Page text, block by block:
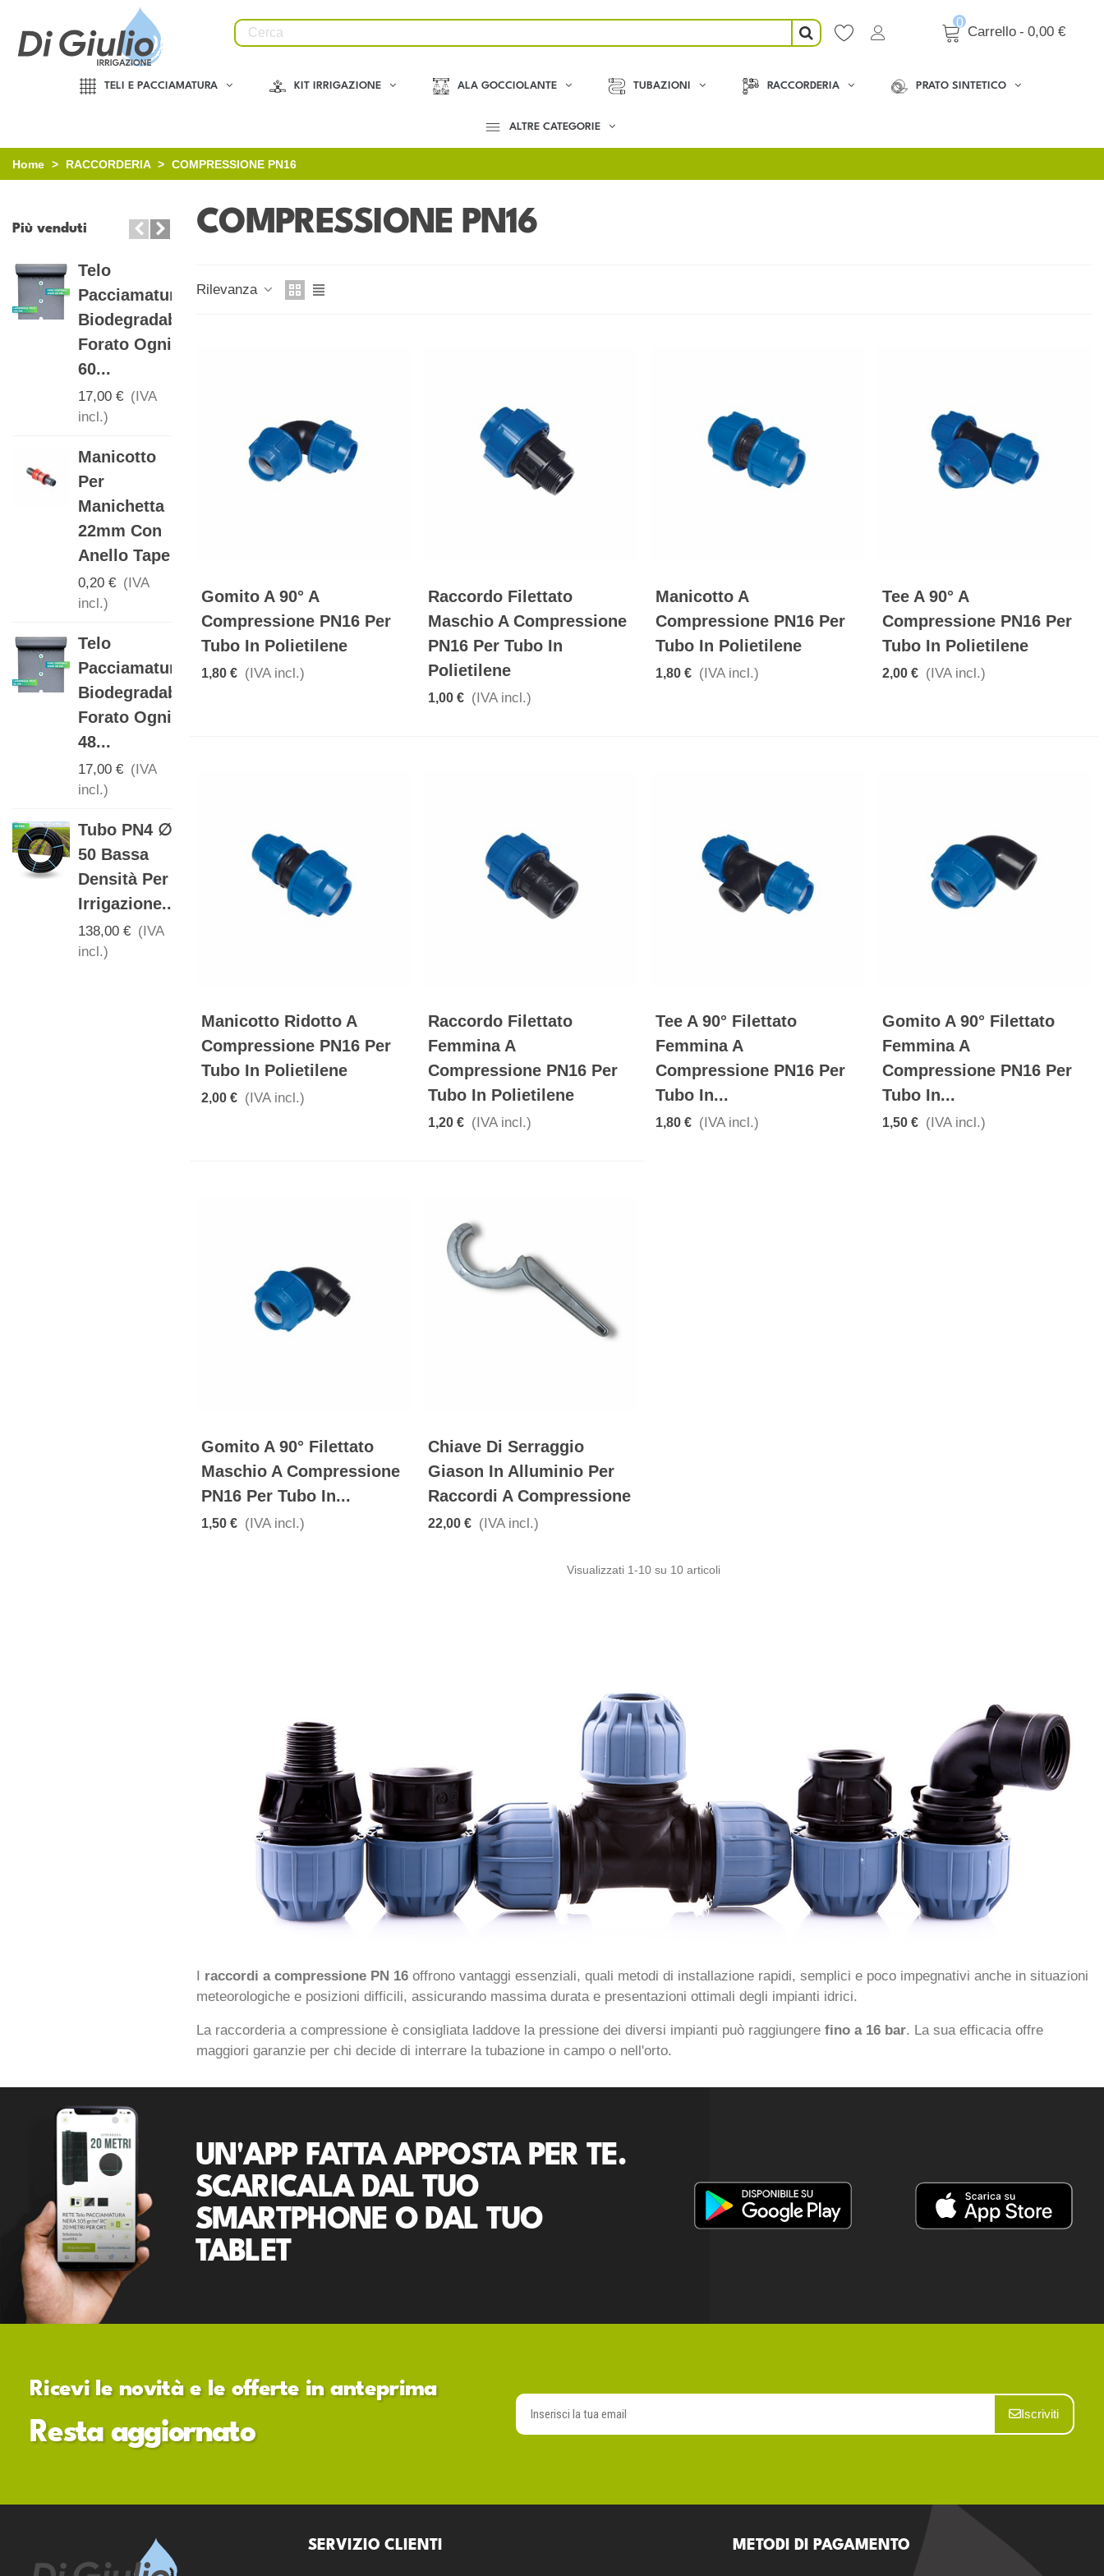
0
Carrello - 0,00 €
TELI E PACCIAMATURA KIT IRRIGAZIONE ALA GOCCIOLANTE TUBAZIONI RACCORDERIA PRATO SINTETICO
ALTRE CATEGORIE
Home > RACCORDERIA > COMPRESSIONE PN16
Più venduti
Telo
Pacciamatura
Biodegradabile
Forato Ogni
60...
17,00 € (IVA
incl.)
Manicotto
Per
Manichetta
22mm Con
Anello Tape
0,20 € (IVA
incl.)
Telo
Pacciamatura
Biodegradabile
Forato Ogni
48...
17,00 € (IVA
incl.)
Tubo PN4 ∅
50 Bassa
Densità Per
Irrigazione...
138,00 € (IVA
incl.)
Pacciamatura
Telo
Pacciamatura
Biodegradabile
Telo
Pacciamatura
Biodegradabile
Con Fori...
ARTIFICIALE
16,00 € (IVA
incl.)
COMPRESSIONE PN16
Rilevanza
Gomito A 90° A
Compressione PN16 Per
Tubo In Polietilene
1,80 € (IVA incl.)
Raccordo Filettato
Maschio A Compressione
PN16 Per Tubo In
Polietilene
1,00 € (IVA incl.)
Manicotto A
Compressione PN16 Per
Tubo In Polietilene
1,80 € (IVA incl.)
Tee A 90° A
Compressione PN16 Per
Tubo In Polietilene
2,00 € (IVA incl.)
Manicotto Ridotto A
Compressione PN16 Per
Tubo In Polietilene
2,00 € (IVA incl.)
Raccordo Filettato
Femmina A
Compressione PN16 Per
Tubo In Polietilene
1,20 € (IVA incl.)
Tee A 90° Filettato
Femmina A
Compressione PN16 Per
Tubo In...
1,80 € (IVA incl.)
Gomito A 90° Filettato
Femmina A
Compressione PN16 Per
Tubo In...
1,50 € (IVA incl.)
Gomito A 90° Filettato
Maschio A Compressione
PN16 Per Tubo In...
1,50 € (IVA incl.)
Chiave Di Serraggio
Giason In Alluminio Per
Raccordi A Compressione
22,00 € (IVA incl.)
Visualizzati 1-10 su 10 articoli
I raccordi a compressione PN 16 offrono vantaggi essenziali, quali metodi di installazione rapidi, semplici e poco impegnativi anche in situazioni
meteorologiche e posizioni difficili, assicurando massima durata e presentazioni ottimali degli impianti idrici.
La raccorderia a compressione è consigliata laddove la pressione dei diversi impianti può raggiungere fino a 16 bar. La sua efficacia offre
maggiori garanzie per chi decide di interrare la tubazione in campo o nell'orto.
UN'APP FATTA APPOSTA PER TE.
SCARICALA DAL TUO
SMARTPHONE O DAL TUO
TABLET
Ricevi le novità e le offerte in anteprima
Resta aggiornato
Iscriviti
SERVIZIO CLIENTI METODI DI PAGAMENTO